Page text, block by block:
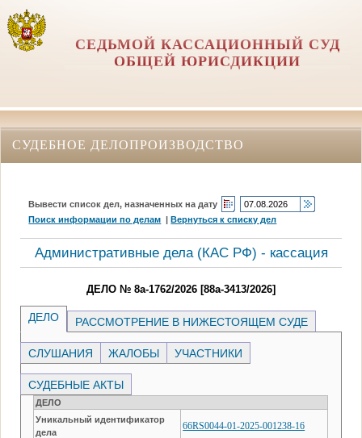
СЕДЬМОЙ КАССАЦИОННЫЙ СУД
ОБЩЕЙ ЮРИСДИКЦИИ
СУДЕБНОЕ ДЕЛОПРОИЗВОДСТВО
Вывести список дел, назначенных на дату
Поиск информации по делам |Вернуться к списку дел
Административные дела (КАC РФ) - кассация
ДЕЛО № 8а-1762/2026 [88а-3413/2026]
ДЕЛО РАССМОТРЕНИЕ В НИЖЕСТОЯЩЕМ СУДЕ
СЛУШАНИЯ ЖАЛОБЫ УЧАСТНИКИ
СУДЕБНЫЕ АКТЫ
ДЕЛО
Уникальный идентификатор
дела
66RS0044-01-2025-001238-16